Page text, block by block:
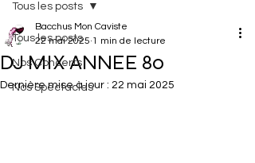
Tous les posts
Nos Concerts
Nos Spectacles
Tous les posts
DJ MIX ANNEE 80
Bacchus Mon Caviste
22 mai 2025 1 min de lecture
Dernière mise à jour : 22 mai 2025